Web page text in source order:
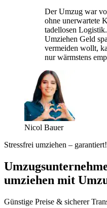
Der Umzug war
ohne unerwartete
tadellosen
Umziehen Geld
vermeiden wollt,
nur wärmstens
Nicol Bauer
Stressfrei umziehen – garantiert!
umziehen mit
Günstige Preise & sicherer